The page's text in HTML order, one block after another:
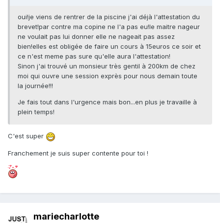
oui!je viens de rentrer de la piscine j'ai déjà l'attestation du
brevet!par contre ma copine ne l'a pas eu!le maitre nageur
ne voulait pas lui donner elle ne nageait pas assez
bien!elles est obligée de faire un cours à 15euros ce soir et
ce n'est meme pas sure qu'elle aura l'attestation!
Sinon j'ai trouvé un monsieur très gentil à 200km de chez
moi qui ouvre une session exprès pour nous demain toute
la journée!!!
Je fais tout dans l'urgence mais bon...en plus je travaille à
plein temps!
C'est super
Franchement je suis super contente pour toi !
mariecharlotte